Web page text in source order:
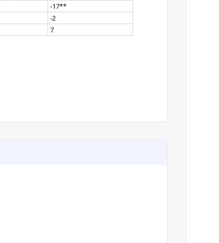
-17**
-2
7